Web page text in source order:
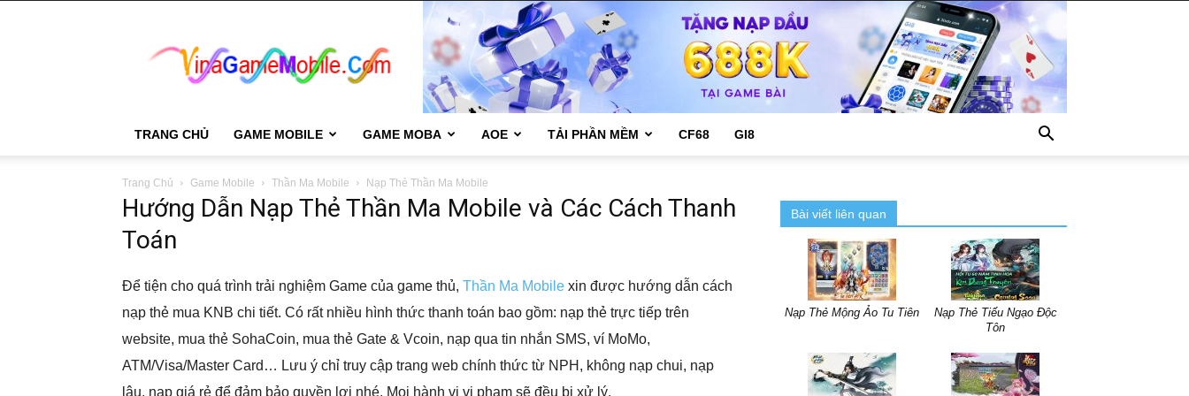
Mobile
TRANG CHỦ GAME MOBILE GAME MOBA AOE TẢI PHẦN MỀM CF68 GI8
Trang Chủ Game Mobile Thần Ma Mobile Nạp Thẻ Thần Ma Mobile
Hướng Dẫn Nạp Thẻ Thần Ma Mobile và Các Cách Thanh
Toán
Để tiện cho quá trình trải nghiệm Game của game thủ, Thần Ma Mobile xin được hướng dẫn cách
nạp thẻ mua KNB chi tiết. Có rất nhiều hình thức thanh toán bao gồm: nạp thẻ trực tiếp trên
website, mua thẻ SohaCoin, mua thẻ Gate & Vcoin, nạp qua tin nhắn SMS, ví MoMo,
ATM/Visa/Master Card… Lưu ý chỉ truy cập trang web chính thức từ NPH, không nạp chui, nạp
lậu, nạp giá rẻ để đảm bảo quyền lợi nhé. Mọi hành vi vi phạm sẽ đều bị xử lý.
Bài viết liên quan
Nạp Thẻ Mộng Ảo Tu Tiên
Nạp Thẻ Tiếu Ngạo Độc
Tôn